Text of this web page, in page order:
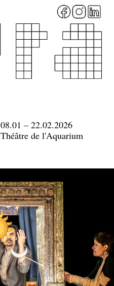
08.01 – 22.02.2026
Théâtre de l'Aquarium